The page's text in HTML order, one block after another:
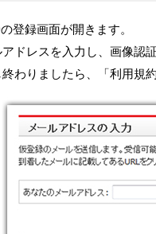
登録画面が開きます。
アドレスを入力し、画像認
終わりましたら、「利用規